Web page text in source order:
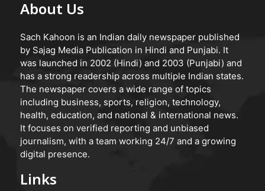
About Us
Sach Kahoon is an Indian daily newspaper published
by Sajag Media Publication in Hindi and Punjabi. It
was launched in 2002 (Hindi) and 2003 (Punjabi) and
has a strong readership across multiple Indian states.
The newspaper covers a wide range of topics
including business, sports, religion, technology,
health, education, and national & international news.
It focuses on verified reporting and unbiased
journalism, with a team working 24/7 and a growing
digital presence.
Links